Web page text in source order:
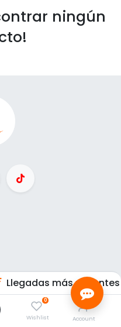
Llegadas más recientes
0
Wishlist Account
ningún